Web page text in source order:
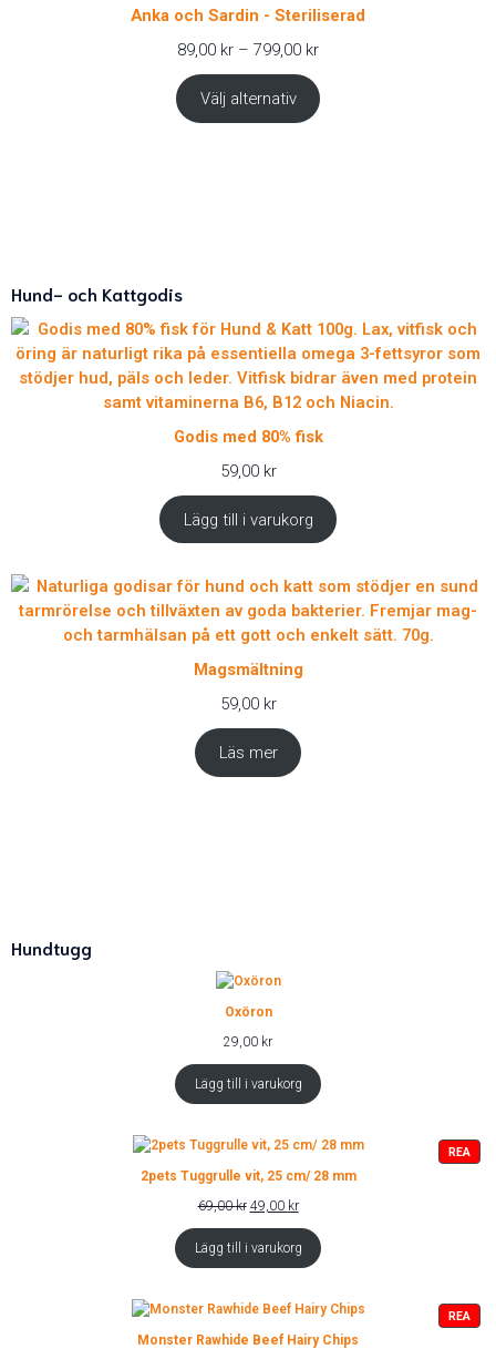
Anka och Sardin - Steriliserad
89,00 kr – 799,00 krPrisintervall:
till
799,00 kr
Välj alternativ
Hund- och Kattgodis
Godis med 80% fisk
59,00 kr
Lägg till i varukorg
Magsmältning
59,00 kr
Läs mer
Hundtugg
Oxöron
29,00 kr
Lägg till i varukorg
REA
PÅ
2pets Tuggrulle vit, 25 cm/ 28 mm
69,00kr Det
priset
49,00 krDet
priset
är:
Lägg till i varukorg
REA
PÅ
Monster Rawhide Beef Hairy Chips